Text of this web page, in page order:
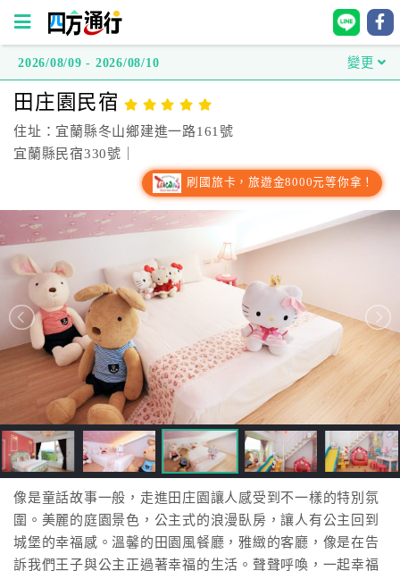
方
通
行
台
灣
訂
房
跟
飯
店
訂
房
HOT
2026/08/09 - 2026/08/10 變更
田庄園民宿
住址：宜蘭縣冬山鄉建進一路161號
宜蘭縣民宿330號｜
刷國旅卡，旅遊金8000元等你拿！
像是童話故事一般，走進田庄園讓人感受到不一樣的特別氛
圍。美麗的庭園景色，公主式的浪漫臥房，讓人有公主回到
城堡的幸福感。溫馨的田園風餐廳，雅緻的客廳，像是在告
訴我們王子與公主正過著幸福的生活。聲聲呼喚，一起幸福